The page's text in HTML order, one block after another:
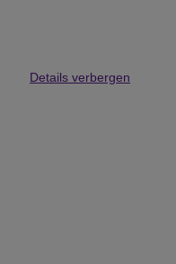
Details verbergen